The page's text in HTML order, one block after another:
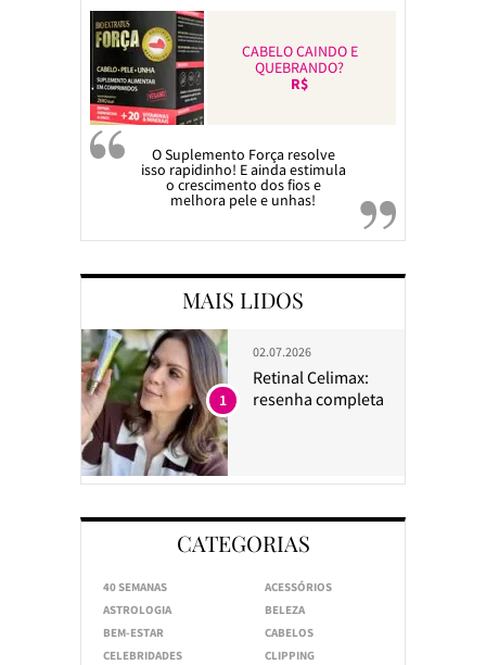
CABELO CAINDO E
QUEBRANDO?
R$
O Suplemento Força resolve
isso rapidinho! E ainda estimula
o crescimento dos fios e
melhora pele e unhas!
MAIS LIDOS
02.07.2026
Retinal Celimax:
resenha completa
1
CATEGORIAS
40 SEMANAS
ACESSÓRIOS
ASTROLOGIA
BELEZA
BEM-ESTAR
CABELOS
CELEBRIDADES
CLIPPING